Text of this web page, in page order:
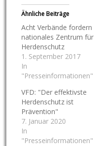
Ähnliche Beiträge
Acht Verbände fordern
nationales Zentrum für
Herdenschutz
1. September 2017
In
"Presseinformationen"
VFD: "Der effektivste
Herdenschutz ist
Prävention"
7. Januar 2020
In
"Presseinformationen"